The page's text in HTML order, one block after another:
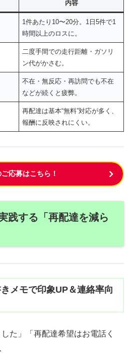
内容
1件あたり10〜20分。1日5件で1
時間以上のロスに。
二度手間での走行距離・ガソリ
ン代がかさむ。
不在・無反応・再訪問でも不在
などが続くと疲弊。
再配達は基本“無料”対応が多く、
報酬に反映されにくい。
応募はこちら！
践する「再配達を減ら
メモで印象UP＆連絡率向
した」「再配達希望はお電話く